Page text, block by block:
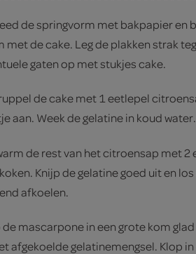
de springvorm met bakpapier en
met de cake. Leg de plakken strak
gaten op met stukjes cake.
de cake met 1 eetlepel
aan. Week de gelatine in koud water.
de rest van het citroensap met 2
Knijp de gelatine goed uit en
afkoelen.
de mascarpone in een grote kom
afgekoelde gelatinemengsel. Klop